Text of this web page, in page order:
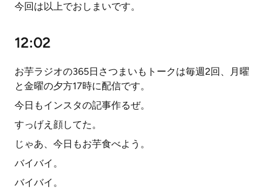
今回は以上でおしまいです。
12:02
お芋ラジオの365日さつまいもトークは毎週2回、月曜
と金曜の夕方17時に配信です。
今日もインスタの記事作るぜ。
すっげえ顔してた。
じゃあ、今日もお芋食べよう。
バイバイ。
バイバイ。